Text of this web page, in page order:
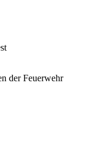
der Feuerwehr